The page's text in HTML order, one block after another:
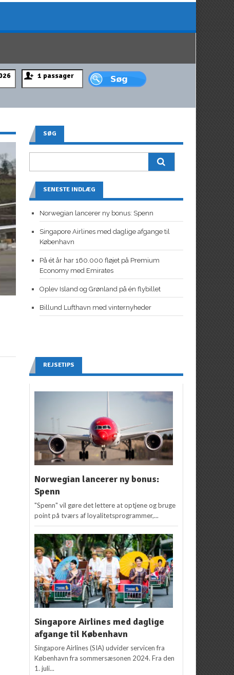
SØG
SENESTE INDLÆG
Norwegian lancerer ny bonus: Spenn
Singapore Airlines med daglige afgange til
København
På ét år har 160.000 fløjet på Premium
Economy med Emirates
Oplev Island og Grønland på én flybillet
Billund Lufthavn med vinternyheder
REJSETIPS
Norwegian lancerer ny bonus:
Spenn
"Spenn" vil gøre det lettere at optjene og bruge
point på tværs af loyalitetsprogrammer,...
Singapore Airlines med daglige
afgange til København
Singapore Airlines (SIA) udvider servicen fra
København fra sommersæsonen 2024. Fra den
1. juli...